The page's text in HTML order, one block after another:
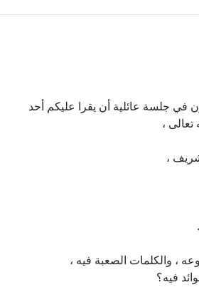
في جلسة عائلية أن يقرا عليكم أحد
تعالى ،
،
، والكلمات الصعبة فيه ،
فيه؟